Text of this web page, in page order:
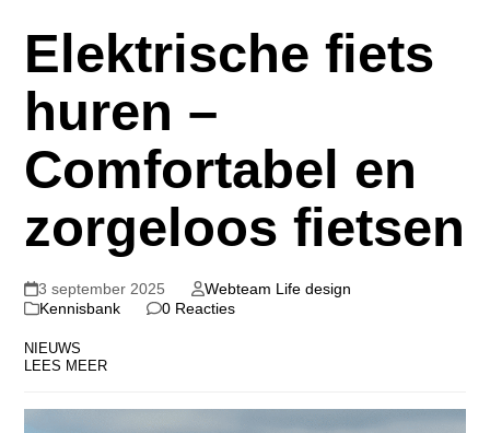
Elektrische fiets
huren –
Comfortabel en
zorgeloos fietsen
3 september 2025
Webteam Life design
Kennisbank
0 Reacties
NIEUWS
LEES MEER